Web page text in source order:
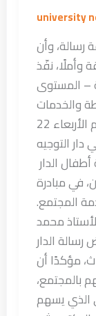
university
رسالة، وأن
وأملًا، نفّذ
– المستوى
والخدمات
الطلابية بجامعة الرشيد الذكية، اليوم الأربعاء 22
في دار التوجيه
الدار
في مبادرة
المجتمع.
محمد
الدار
مؤكدًا أن
بالمجتمع،
الذي يسهم
الاجتماعي
–
بنين